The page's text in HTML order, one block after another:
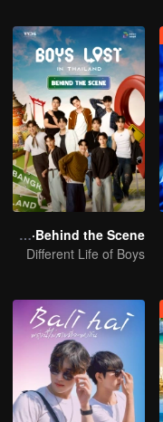
Boys Lost in Thailand·Behind the Scene
Different Life of Boys